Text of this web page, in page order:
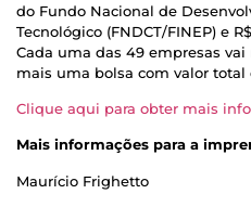
do Fundo Nacional de
Tecnológico (FNDCT/FINEP) e
Cada uma das 49 empresas
mais uma bolsa com valor total
Clique aqui para obter mais
Mais informações para a
Maurício Frighetto